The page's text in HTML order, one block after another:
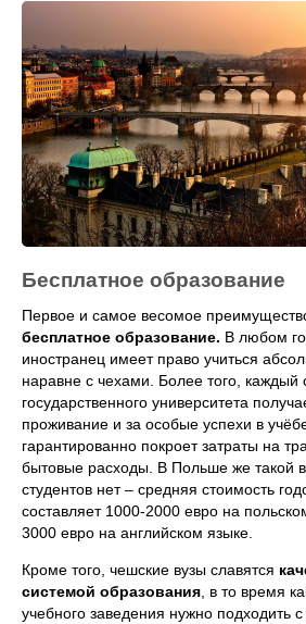
Бесплатное образование
Первое и самое весомое
бесплатное образование. В любом
иностранец имеет право учиться
наравне с чехами. Более того, каждый
государственного университета
проживание и за особые успехи в
гарантированно покроет затраты на
бытовые расходы. В Польше же такой
студентов нет – средняя стоимость
составляет 1000-2000 евро на
3000 евро на английском языке.
Кроме того, чешские вузы славятся
системой образования, в то время
учебного заведения нужно подходить